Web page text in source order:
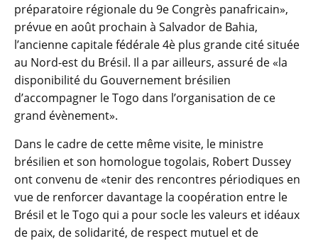
préparatoire régionale du 9e Congrès panafricain»,
prévue en août prochain à Salvador de Bahia,
l’ancienne capitale fédérale 4è plus grande cité située
au Nord-est du Brésil. Il a par ailleurs, assuré de «la
disponibilité du Gouvernement brésilien
d’accompagner le Togo dans l’organisation de ce
grand évènement».
Dans le cadre de cette même visite, le ministre
brésilien et son homologue togolais, Robert Dussey
ont convenu de «tenir des rencontres périodiques en
vue de renforcer davantage la coopération entre le
Brésil et le Togo qui a pour socle les valeurs et idéaux
de paix, de solidarité, de respect mutuel et de